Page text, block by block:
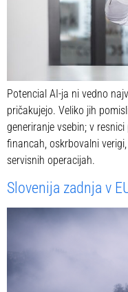
Potencial AI-ja ni vedno
pričakujejo. Veliko jih
generiranje vsebin; v
financah, oskrbovalni
servisnih operacijah.
Slovenija zadnja v